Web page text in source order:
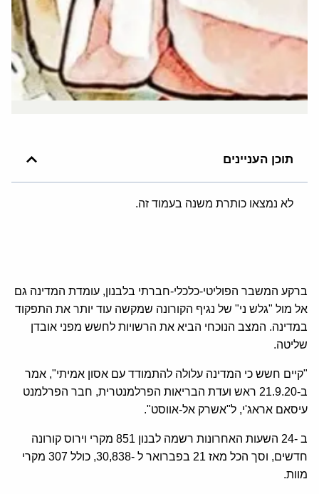
תוכן העניינים
לא נמצאו כותרת משנה בעמוד זה.
ברקע המשבר הפוליטי-כלכלי-חברתי בלבנון, עומדת המדינה גם
אל מול "גלש ני" של נגיף הקורונה שמקשה עוד יותר את התפקוד
במדינה. המצב הנוכחי הביא את הרשויות לחשש מפני אובדן
שליטה.
"קיים חשש כי המדינה עלולה להתמודד עם אסון אמיתי", אמר
ב-21.9.20 ראש ועדת הבריאות הפרלמנטרית, חבר הפרלמנט
עיסאם אראג'י, ל"אשרק אל-אווסט".
ב -24 השעות האחרונות רשמה לבנון 851 מקרי וירוס קורונה
חדשים, וסך הכל מאז 21 בפברואר ל -30,838, כולל 307 מקרי
מוות.